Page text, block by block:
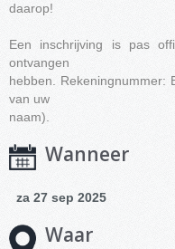
daarop!
Een inschrijving is pas
ontvangen
hebben. Rekeningnummer:
van uw
naam).
Wanneer
za 27 sep 2025
Waar